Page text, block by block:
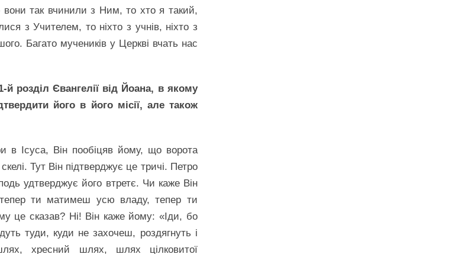
вони так вчинили з Ним, то хто я такий,
з Учителем, то ніхто з учнів, ніхто з
Багато мучеників у Церкві вчать нас
розділ Євангелії від Йоана, в якому
його в його місії, але також
в Ісуса, Він пообіцяв йому, що ворота
Тут Він підтверджує це тричі. Петро
удтверджує його втретє. Чи каже Він
тепер ти матимеш усю владу, тепер ти
це сказав? Ні! Він каже йому: «Іди, бо
туди, куди не захочеш, роздягнуть і
хресний шлях, шлях цілковитої